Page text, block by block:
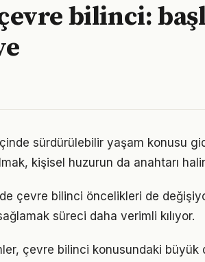
bilinci:
sürdürülebilir yaşam konusu
kişisel huzurun da anahtarı
çevre bilinci öncelikleri de
süreci daha verimli kılıyor.
çevre bilinci konusundaki büyük